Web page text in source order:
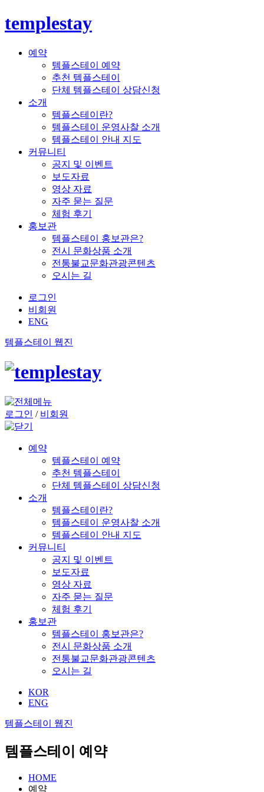
templestay
예약
템플스테이 예약
추천 템플스테이
단체 템플스테이 상담신청
소개
템플스테이란?
템플스테이 운영사찰 소개
템플스테이 안내 지도
커뮤니티
공지 및 이벤트
보도자료
영상 자료
자주 묻는 질문
체험 후기
홍보관
템플스테이 홍보관은?
전시 문화상품 소개
전통불교문화관광콘텐츠
오시는 길
로그인
비회원
ENG
템플스테이 웹진
로그인 / 비회원
예약
템플스테이 예약
추천 템플스테이
단체 템플스테이 상담신청
소개
템플스테이란?
템플스테이 운영사찰 소개
템플스테이 안내 지도
커뮤니티
공지 및 이벤트
보도자료
영상 자료
자주 묻는 질문
체험 후기
홍보관
템플스테이 홍보관은?
전시 문화상품 소개
전통불교문화관광콘텐츠
오시는 길
KOR
ENG
템플스테이 웹진
템플스테이 예약
HOME
예약